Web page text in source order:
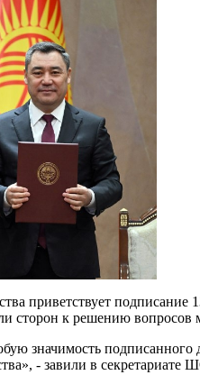
приветствует
сторон к решению
значимость подписанного
- завили в секретариате